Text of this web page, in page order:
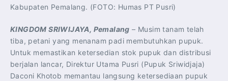
Kabupaten Pemalang. (FOTO: Humas PT Pusri)
KINGDOM SRIWIJAYA, Pemalang – Musim tanam telah
tiba, petani yang menanam padi membutuhkan pupuk.
Untuk memastikan ketersedian stok pupuk dan distribusi
berjalan lancar, Direktur Utama Pusri (Pupuk Sriwidjaja)
Daconi Khotob memantau langsung ketersediaan pupuk